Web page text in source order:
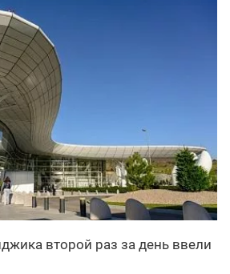
второй раз за день ввели